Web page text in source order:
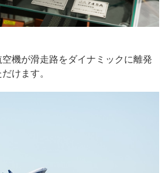
機が滑走路をダイナミックに離発
けます。